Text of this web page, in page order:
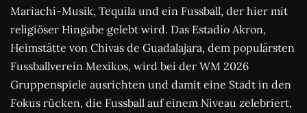
Mariachi-Musik, Tequila und ein Fussball, der hier mit
religiöser Hingabe gelebt wird. Das Estadio Akron,
Heimstätte von Chivas de Guadalajara, dem populärsten
Fussballverein Mexikos, wird bei der WM 2026
Gruppenspiele ausrichten und damit eine Stadt in den
Fokus rücken, die Fussball auf einem Niveau zelebriert,